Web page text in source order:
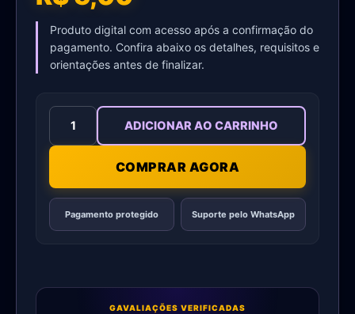
Produto digital com acesso após a confirmação do
pagamento. Confira abaixo os detalhes, requisitos e
orientações antes de finalizar.
ADICIONAR AO CARRINHO
COMPRAR AGORA
Pagamento protegido Suporte pelo WhatsApp
GAVALIAÇÕES VERIFICADAS